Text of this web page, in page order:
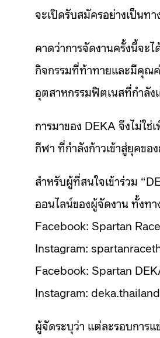
จะเปิดรับสมัครอย่างเป็นท
คาดว่าการจัดงานครั้งนี้จะ
กิจกรรมที่ท้าทายและมีคุณค่
อุตสาหกรรมฟิตเนสที่กำลัง
การมาของ DEKA จึงไม่ใ
กีฬา ที่กำลังก้าวเข้าสู่ยุคขอ
สำหรับผู้ที่สนใจเข้าร่วม
ออนไลน์ของผู้จัดงาน ทั้งท
Facebook: Spartan
Instagram:
Facebook: Spartan
Instagram: deka.thailand
ผู้จัดระบุว่า แต่ละรอบการ